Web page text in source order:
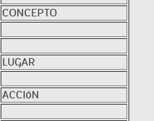
CONCEPTO
LUGAR
ACCIóN